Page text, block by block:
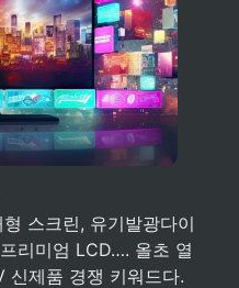
스크린, 유기발광다이
리미엄 LCD…. 올초 열
신제품 경쟁 키워드다.